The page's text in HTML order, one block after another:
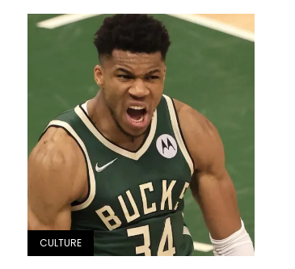
CULTURE